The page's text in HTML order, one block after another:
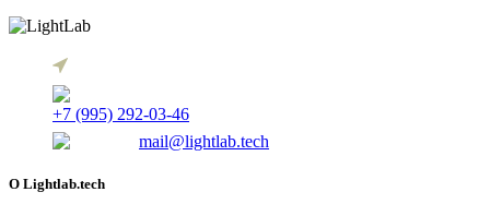
+7 (995) 292-03-46
mail@lightlab.tech
O Lightlab.tech